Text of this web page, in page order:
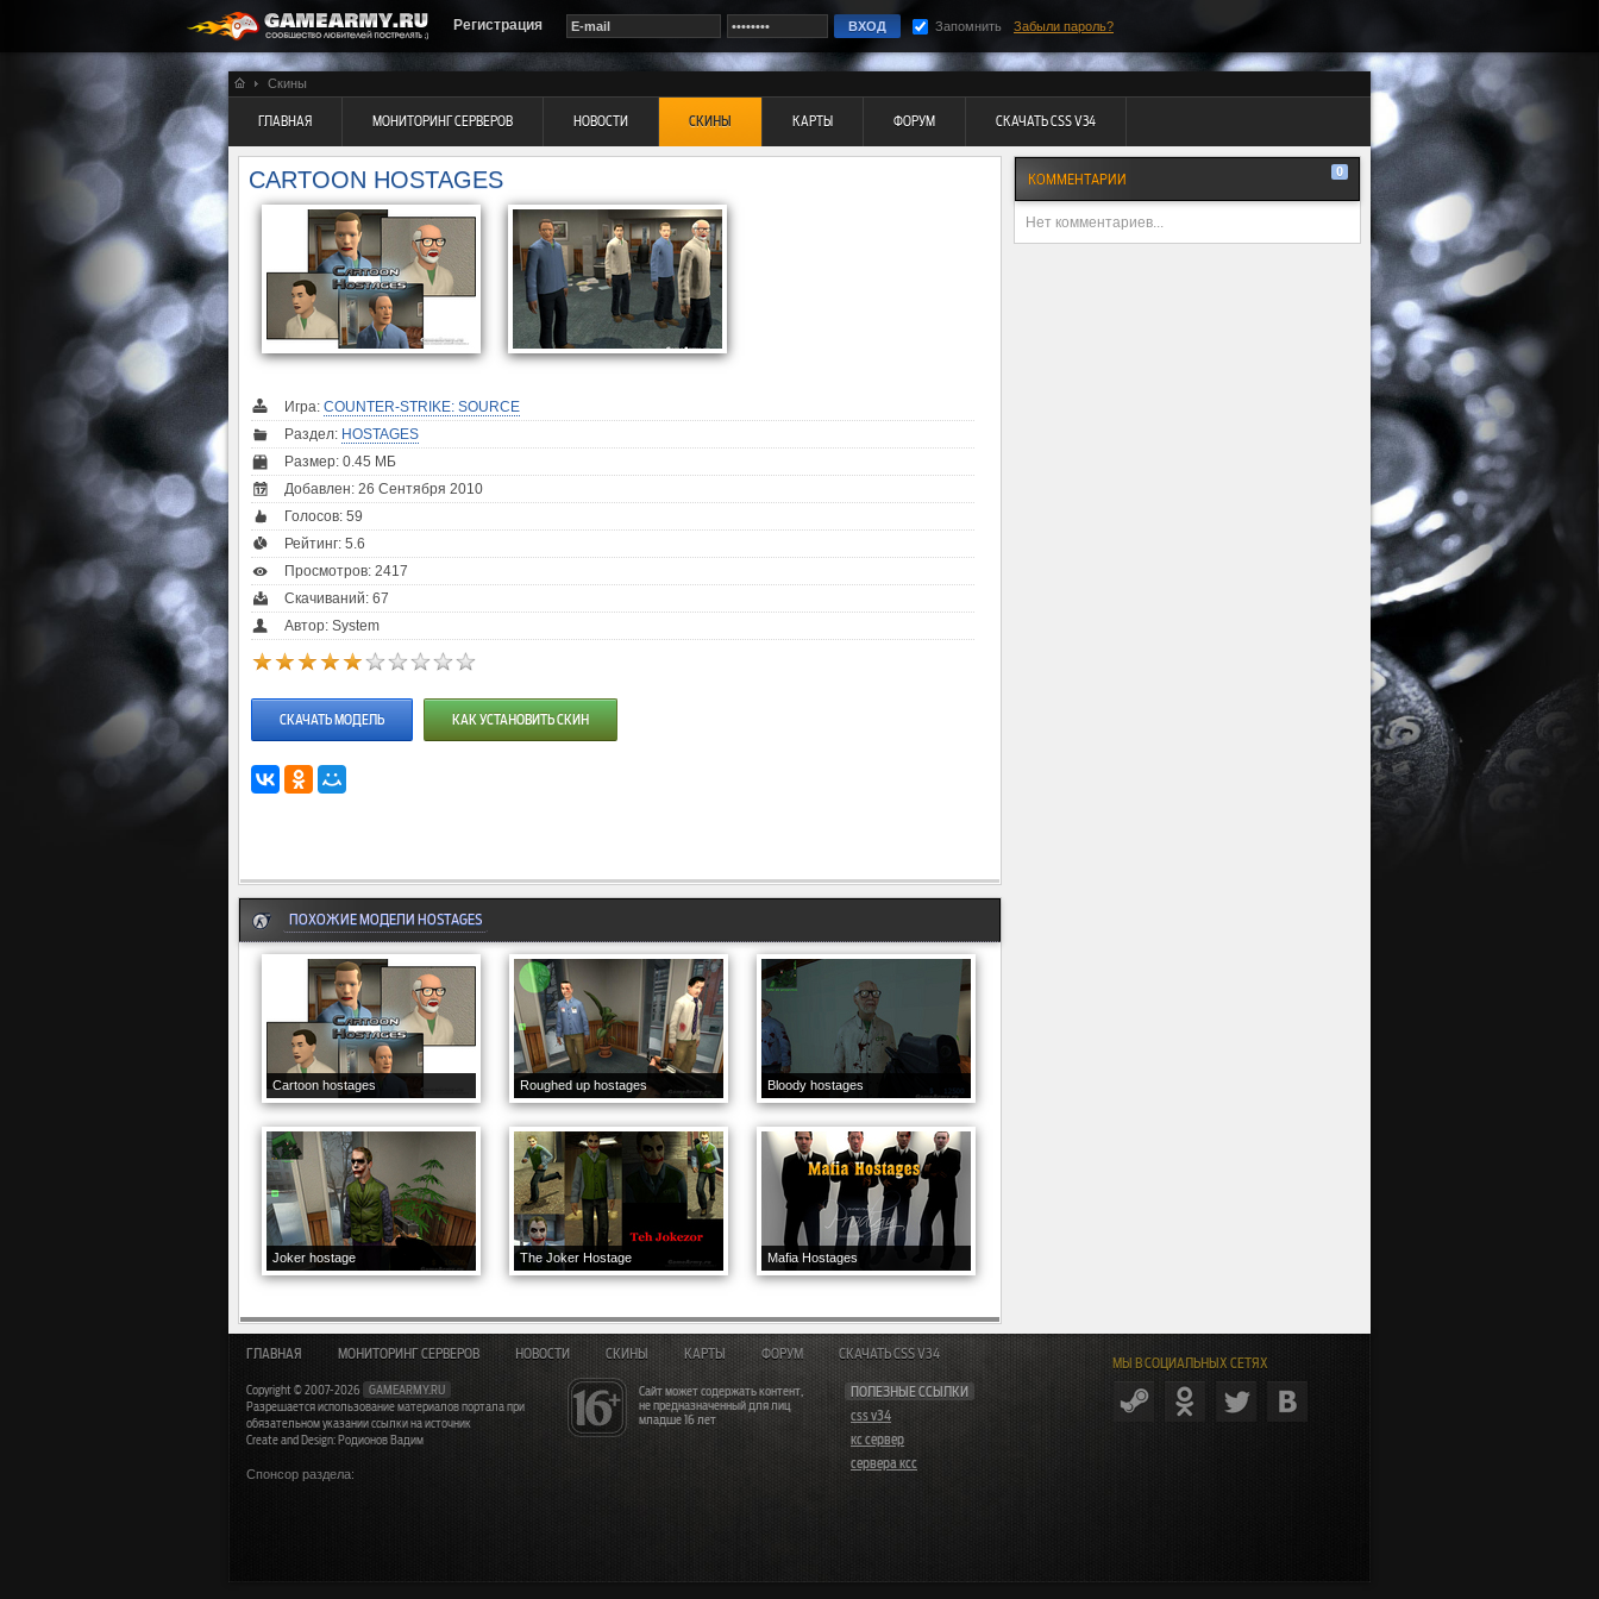
Регистрация Запомнить Забыли пароль?
Скины
ГЛАВНАЯ МОНИТОРИНГ СЕРВЕРОВ НОВОСТИ СКИНЫ КАРТЫ ФОРУМ СКАЧАТЬ CSS V34
CARTOON HOSTAGES
Игра: COUNTER-STRIKE: SOURCE
Раздел: HOSTAGES
Размер: 0.45 МБ
Добавлен: 26 Сентября 2010
Голосов: 59
Рейтинг: 5.6
Просмотров: 2417
Скачиваний: 67
Автор: System
СКАЧАТЬ МОДЕЛЬ КАК УСТАНОВИТЬ СКИН
ПОХОЖИЕ МОДЕЛИ HOSTAGES
Cartoon hostages Roughed up hostages Bloody hostages
Joker hostage The Joker Hostage Mafia Hostages
КОММЕНТАРИИ 0
Нет комментариев...
МЫ В СОЦИАЛЬНЫХ СЕТЯХ
Сайт может содержать контент,
не предназначенный для лиц
младше 16 лет
ПОЛЕЗНЫЕ ССЫЛКИ
css v34
кс сервер
сервера ксс
ГЛАВНАЯ МОНИТОРИНГ СЕРВЕРОВ НОВОСТИ СКИНЫ КАРТЫ ФОРУМ СКАЧАТЬ CSS V34
Copyright © 2007-2026
GAMEARMY.RU
Разрешается использование материалов портала при
обязательном указании ссылки на источник
Create and Design: Родионов Вадим
Спонсор раздела: